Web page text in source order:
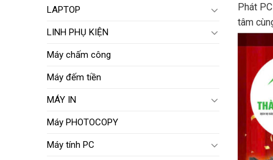
LAPTOP
LINH PHỤ KIỆN
Máy chấm công
Máy đếm tiền
MÁY IN
Máy PHOTOCOPY
Máy tính PC
Phát
tâm